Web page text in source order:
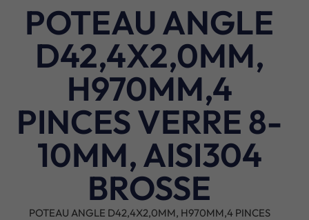
POTEAU ANGLE
D42,4X2,0MM,
H970MM,4
PINCES VERRE 8-
10MM, AISI304
BROSSE
POTEAU ANGLE D42,4X2,0MM, H970MM,4 PINCES